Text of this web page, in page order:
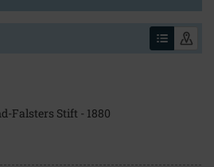
Falsters Stift - 1880